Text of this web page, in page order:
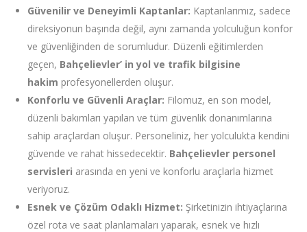
Güvenilir ve Deneyimli Kaptanlar: Kaptanlarımız, sadece
direksiyonun başında değil, aynı zamanda yolculuğun konfor
ve güvenliğinden de sorumludur. Düzenli eğitimlerden
geçen, Bahçelievler’ in yol ve trafik bilgisine
hakim profesyonellerden oluşur.
Konforlu ve Güvenli Araçlar: Filomuz, en son model,
düzenli bakımları yapılan ve tüm güvenlik donanımlarına
sahip araçlardan oluşur. Personeliniz, her yolculukta kendini
güvende ve rahat hissedecektir. Bahçelievler personel
servisleri arasında en yeni ve konforlu araçlarla hizmet
veriyoruz.
Esnek ve Çözüm Odaklı Hizmet: Şirketinizin ihtiyaçlarına
özel rota ve saat planlamaları yaparak, esnek ve hızlı